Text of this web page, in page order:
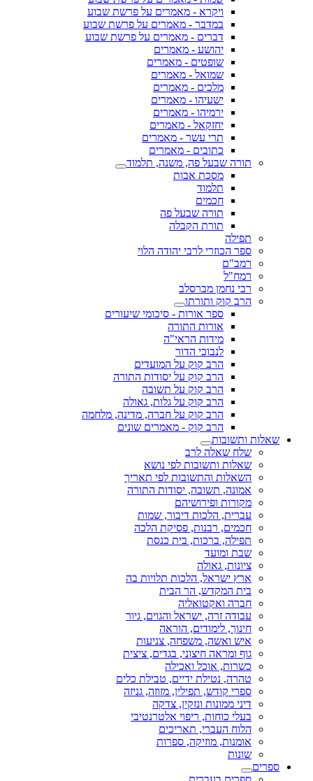
ויקרא - מאמרים על פרשת שבוע
במדבר - מאמרים על פרשת שבוע
דברים - מאמרים על פרשת שבוע
יהושע - מאמרים
שופטים - מאמרים
שמואל - מאמרים
מלכים - מאמרים
ישעיהו - מאמרים
ירמיהו - מאמרים
יחזקאל - מאמרים
תרי עשר - מאמרים
כתובים - מאמרים
תורה שבעל פה, משנה, תלמוד
מסכת אבות
תלמוד
חכמים
תורה שבעל פה
תורת הקבלה
תפילה
ספר הכוזרי לרבי יהודה הלוי
רמב"ם
רמח"ל
רבי נחמן מברסלב
הרב קוק ותורתו
ספר אורות - סיכומי שיעורים
אורות התורה
מידות הראי"ה
לנבוכי הדור
הרב קוק על המועדים
הרב קוק על יסודות התורה
הרב קוק על תשובה
הרב קוק על גלות, גאולה
הרב קוק על חברה, מדינה, מלחמה
הרב קוק - מאמרים שונים
שאלות ותשובות
שלח שאלה לרב
שאלות ותשובות לפי נושא
השאלות והתשובות לפי תאריך
אמונה, תשובה, יסודות התורה
מקורות ופירושיהם
עברית, הלכות דיבור, שמות
חכמים, רבנות, פסיקת הלכה
תפילה, ברכות, בית כנסת
שבת ומועד
ציונות, גאולה
ארץ ישראל, הלכות תלויות בה
בית המקדש, הר הבית
חברה ואקטואליה
עבודה זרה, ישראל והגוים, גיור
חינוך, לימודים, הוראה
איש ואשה, משפחה, צניעות
גוף ומראה חיצוני, בגדים, ציצית
כשרות, אוכל ואכילה
טהרה, נטילת ידיים, טבילת כלים
ספרי קודש, תפילין, מזוזה, גניזה
דיני ממונות ונזקין, צדקה
בעלי כוחות, ריפוי אלטרנטיבי
הלוח העברי, תאריכים
אומנות, מוזיקה, ספרות
שונות
ספרים